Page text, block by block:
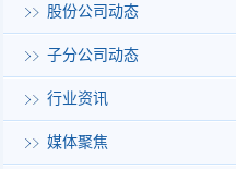
股份公司动态
子分公司动态
行业资讯
媒体聚焦